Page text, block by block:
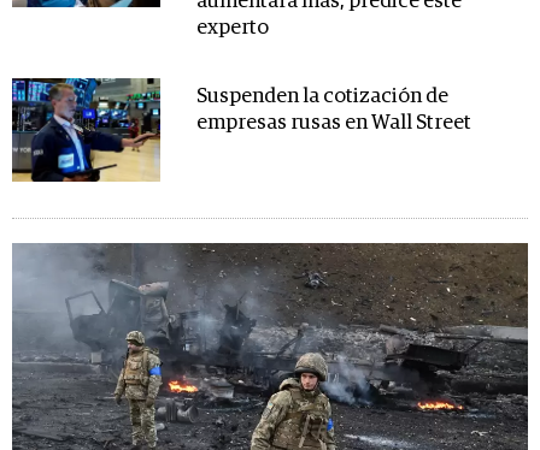
experto
Suspenden la cotización de
empresas rusas en Wall Street